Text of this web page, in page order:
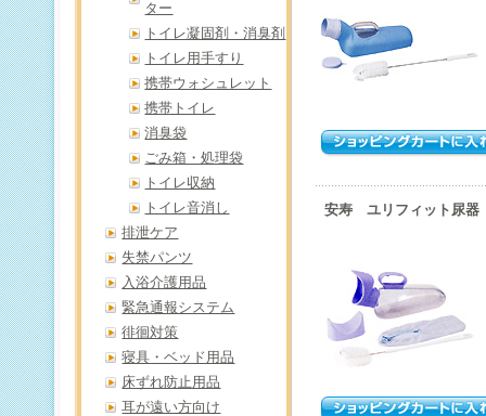
安寿 ユリフィット尿
ター
トイレ凝固剤・消臭剤
トイレ用手すり
携帯ウォシュレット
携帯トイレ
消臭袋
ごみ箱・処理袋
トイレ収納
トイレ音消し
排泄ケア
失禁パンツ
入浴介護用品
緊急通報システム
徘徊対策
寝具・ベッド用品
床ずれ防止用品
耳が遠い方向け